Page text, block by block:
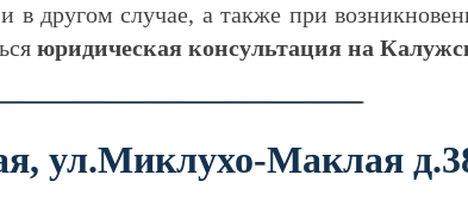
в другом случае, а также при
юридическая консультация на
ул.Миклухо-Маклая